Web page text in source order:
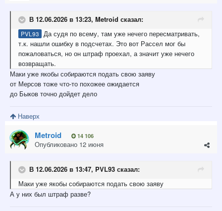
В 12.06.2026 в 13:23, Metroid сказал:
PVL93
Да судя по всему, там уже нечего пересматривать,
т.к. нашли ошибку в подсчетах. Это вот Рассел мог бы
пожаловаться, но он штраф проехал, а значит уже нечего
возвращать.
Маки уже якобы собираются подать свою заяву
от Мерсов тоже что-то похожее ожидается
до Быков точно дойдет дело
Наверх
Metroid 14 106
Опубликовано 12 июня
В 12.06.2026 в 13:47, PVL93 сказал:
Маки уже якобы собираются подать свою заяву
А у них был штраф разве?